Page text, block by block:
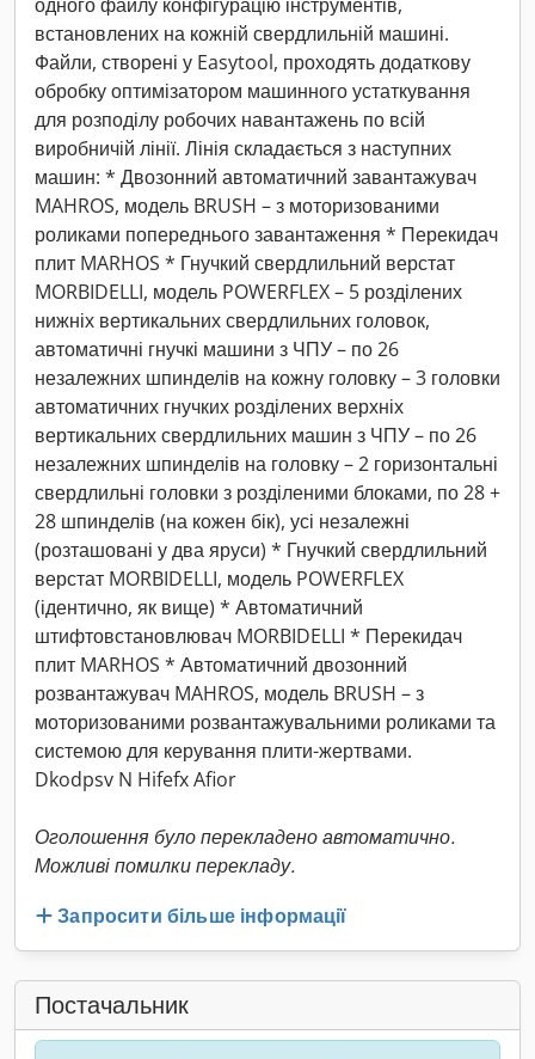
встановлених на кожній свердлильній машині.
Файли, створені у Easytool, проходять додаткову
обробку оптимізатором машинного устаткування
для розподілу робочих навантажень по всій
виробничій лінії. Лінія складається з наступних
машин: * Двозонний автоматичний завантажувач
MAHROS, модель BRUSH – з моторизованими
роликами попереднього завантаження * Перекидач
плит MARHOS * Гнучкий свердлильний верстат
MORBIDELLI, модель POWERFLEX – 5 розділених
нижніх вертикальних свердлильних головок,
автоматичні гнучкі машини з ЧПУ – по 26
незалежних шпинделів на кожну головку – 3 головки
автоматичних гнучких розділених верхніх
вертикальних свердлильних машин з ЧПУ – по 26
незалежних шпинделів на головку – 2 горизонтальні
свердлильні головки з розділеними блоками, по 28 +
28 шпинделів (на кожен бік), усі незалежні
(розташовані у два яруси) * Гнучкий свердлильний
верстат MORBIDELLI, модель POWERFLEX
(ідентично, як вище) * Автоматичний
штифтовстановлювач MORBIDELLI * Перекидач
плит MARHOS * Автоматичний двозонний
розвантажувач MAHROS, модель BRUSH – з
моторизованими розвантажувальними роликами та
системою для керування плити-жертвами.
Dkodpsv N Hifefx Afior
Оголошення було перекладено автоматично.
Можливі помилки перекладу.
Запросити більше інформації
Постачальник